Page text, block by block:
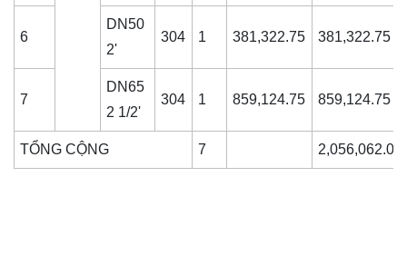
6
DN50
2'
304 1 381,322.75 381,322.75
7
DN65
2 1/2'
304 1 859,124.75 859,124.75
TỔNG CỘNG 7 2,056,062.00